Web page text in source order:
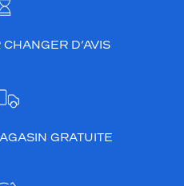
D’AVIS
GRATUITE